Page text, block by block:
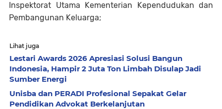
Inspektorat Utama Kementerian Kependudukan dan
Pembangunan Keluarga;
Lihat juga
Lestari Awards 2026 Apresiasi Solusi Bangun
Indonesia, Hampir 2 Juta Ton Limbah Disulap Jadi
Sumber Energi
Unisba dan PERADI Profesional Sepakat Gelar
Pendidikan Advokat Berkelanjutan